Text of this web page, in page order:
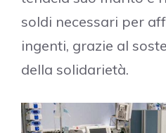
soldi necessari per
ingenti, grazie al
della solidarietà.